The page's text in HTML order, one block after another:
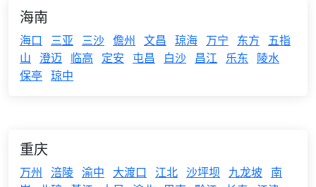
海南
海口 三亚 三沙 儋州 文昌 琼海 万宁 东方
五指
山
澄迈 临高 定安 屯昌 白沙 昌江 乐东
陵水
保亭 琼中
重庆
万州 涪陵 渝中 大渡口 江北 沙坪坝 九龙坡 南